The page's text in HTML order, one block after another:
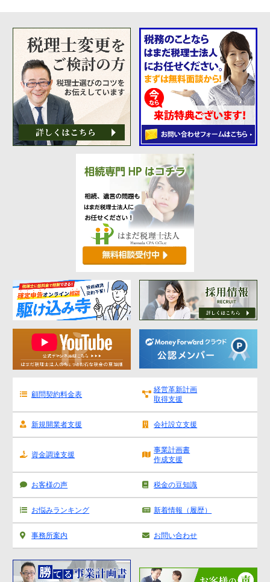
顧問契約料金表
経営革新計画
取得支援
新規開業者支援 会社設立支援
資金調達支援
事業計画書
作成支援
お客様の声 税金の豆知識
お悩みランキング 新着情報（履歴）
事務所案内 お問い合わせ